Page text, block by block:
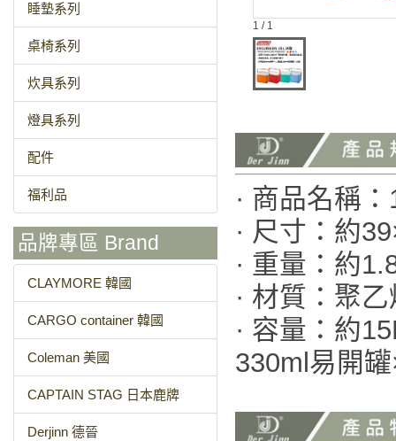
睡墊系列
桌椅系列
炊具系列
燈具系列
配件
福利品
品牌專區 Brand
CLAYMORE 韓國
CARGO container 韓國
Coleman 美國
CAPTAIN STAG 日本鹿牌
Derjinn 德晉
1 / 1
· 商品名稱
· 尺寸：約
· 重量：約
· 材質：聚
· 容量：約
330ml易開